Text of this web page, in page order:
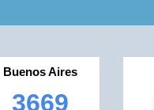
Buenos Aires
3669